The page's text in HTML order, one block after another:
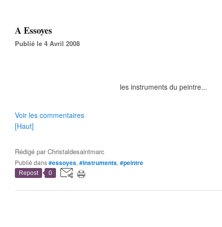
A Essoyes
Publié le 4 Avril 2008
les instruments du peintre...
Voir les commentaires
[Haut]
Rédigé parChristaldesaintmarc
Publié dans#essoyes, #instruments, #peintre
Repost 0